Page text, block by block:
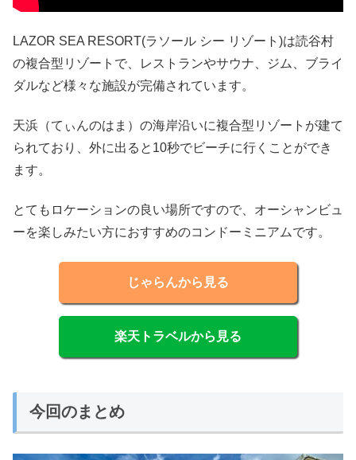
LAZOR SEA RESORT(ラソール シー リゾート)は読谷村
の複合型リゾートで、レストランやサウナ、ジム、ブライ
ダルなど様々な施設が完備されています。
天浜（てぃんのはま）の海岸沿いに複合型リゾートが建て
られており、外に出ると10秒でビーチに行くことができ
ます。
とてもロケーションの良い場所ですので、オーシャンビュ
ーを楽しみたい方におすすめのコンドーミニアムです。
じゃらんから見る
楽天トラベルから見る
今回のまとめ